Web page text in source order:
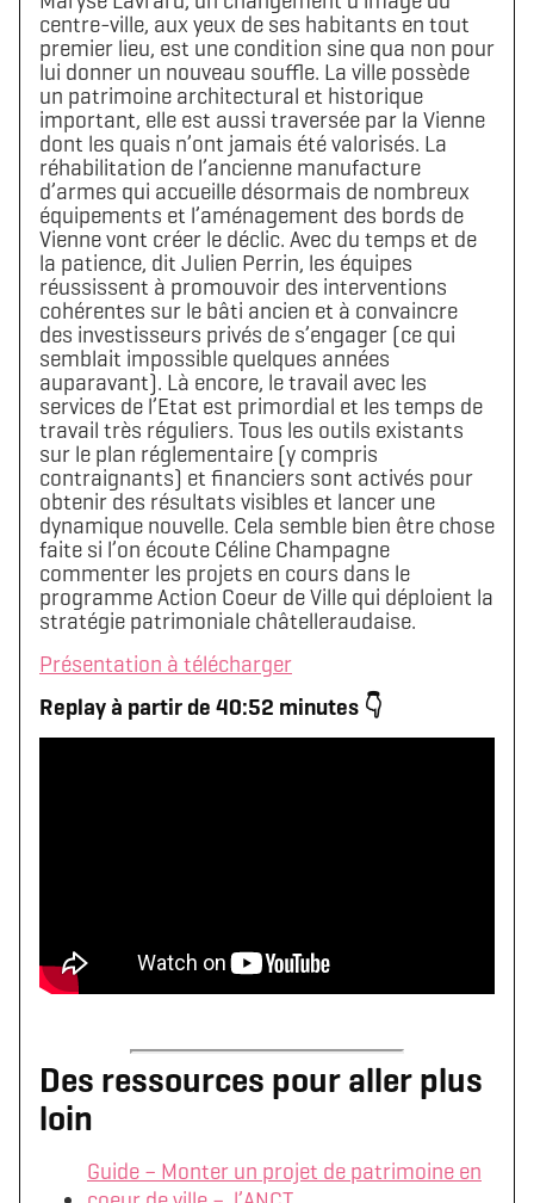
centre-ville, aux yeux de ses habitants en tout
premier lieu, est une condition sine qua non pour
lui donner un nouveau souffle. La ville possède
un patrimoine architectural et historique
important, elle est aussi traversée par la Vienne
dont les quais n’ont jamais été valorisés. La
réhabilitation de l’ancienne manufacture
d’armes qui accueille désormais de nombreux
équipements et l’aménagement des bords de
Vienne vont créer le déclic. Avec du temps et de
la patience, dit Julien Perrin, les équipes
réussissent à promouvoir des interventions
cohérentes sur le bâti ancien et à convaincre
des investisseurs privés de s’engager (ce qui
semblait impossible quelques années
auparavant). Là encore, le travail avec les
services de l’Etat est primordial et les temps de
travail très réguliers. Tous les outils existants
sur le plan réglementaire (y compris
contraignants) et financiers sont activés pour
obtenir des résultats visibles et lancer une
dynamique nouvelle. Cela semble bien être chose
faite si l’on écoute Céline Champagne
commenter les projets en cours dans le
programme Action Coeur de Ville qui déploient la
stratégie patrimoniale châtelleraudaise.
Présentation à télécharger
Replay à partir de 40:52 minutes 👇
Des ressources pour aller plus
loin
Guide – Monter un projet de patrimoine en